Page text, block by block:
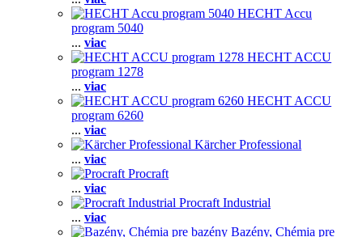
HECHT Accu
program 5040
... viac
HECHT ACCU
program 1278
... viac
HECHT ACCU
program 6260
... viac
Kärcher Professional
... viac
Procraft
... viac
Procraft Industrial
... viac
Bazény, Chémia pre